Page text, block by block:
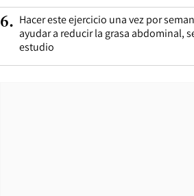
6. Hacer este ejercicio una vez por
ayudar a reducir la grasa abdominal,
estudio